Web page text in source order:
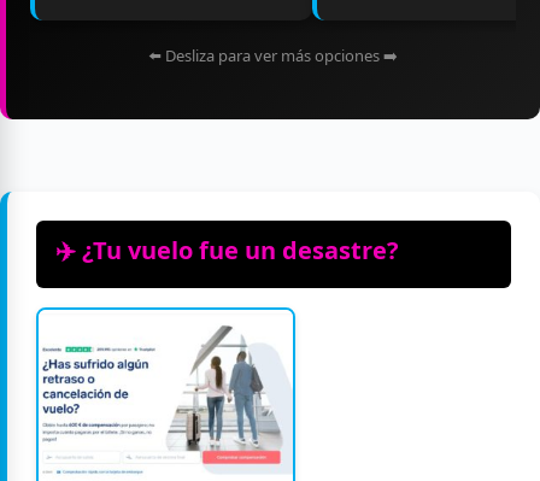
⬅️ Desliza para ver más opciones ➡️
✈️ ¿Tu vuelo fue un desastre?